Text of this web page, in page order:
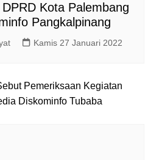
Kota Palembang
Pangkalpinang
Kamis 27 Januari 2022